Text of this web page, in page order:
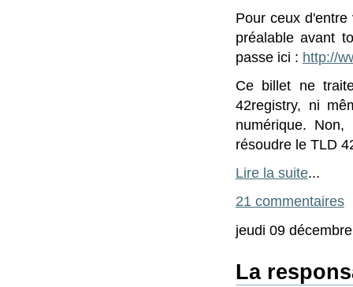
Pour ceux
préalable avant
passe ici : http://
Ce billet ne
42registry, ni
numérique.
résoudre le TLD
Lire la suite...
21 commentaires
jeudi 09
La